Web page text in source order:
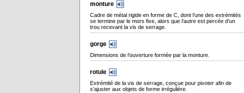
monture
Cadre de métal rigide en forme de C, dont l’une des extrémités
se termine par le mors fixe, alors que l’autre est percée d’un
trou recevant la vis de serrage.
gorge
Dimensions de l’ouverture formée par la monture.
rotule
Extrémité de la vis de serrage, conçue pour pivoter afin de
s’ajuster aux objets de forme irrégulière.